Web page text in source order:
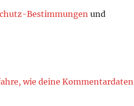
Bestimmungenund
wie deine Kommentardaten